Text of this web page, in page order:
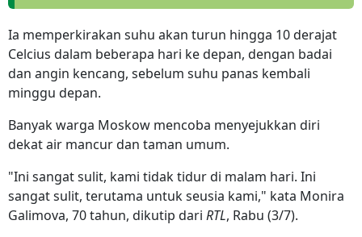
Ia memperkirakan suhu akan turun hingga 10 derajat
Celcius dalam beberapa hari ke depan, dengan badai
dan angin kencang, sebelum suhu panas kembali
minggu depan.
Banyak warga Moskow mencoba menyejukkan diri
dekat air mancur dan taman umum.
"Ini sangat sulit, kami tidak tidur di malam hari. Ini
sangat sulit, terutama untuk seusia kami," kata Monira
Galimova, 70 tahun, dikutip dari RTL, Rabu (3/7).